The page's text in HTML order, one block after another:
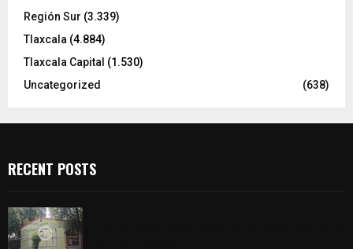
Región Sur (3.339)
Tlaxcala (4.884)
Tlaxcala Capital (1.530)
Uncategorized
(638)
RECENT POSTS